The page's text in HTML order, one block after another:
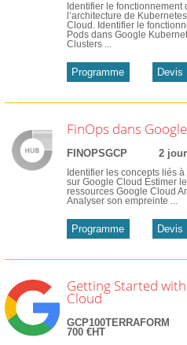
Identifier le
l’architecture de
Cloud. Identifier le
Pods dans Google
Clusters ...
Programme Devis
FinOps dans
FINOPSGCP 2
Identifier les concepts liés
sur Google Cloud Estimer
ressources Google Cloud
Analyser son empreinte ...
Programme Devis
Getting Started
Cloud
GCP100TERRAFORM
700 €HT